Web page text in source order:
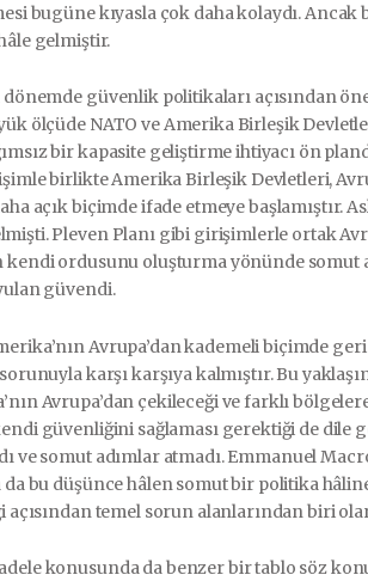
bugüne kıyasla çok daha kolaydı.
gelmiştir.
güvenlik politikaları açısından
ölçüde NATO ve Amerika Birleşik
bir kapasite geliştirme ihtiyacı ön
birlikte Amerika Birleşik Devletleri,
açık biçimde ifade etmeye başlamıştır.
Pleven Planı gibi girişimlerle ortak
ordusunu oluşturma yönünde somut
güvendi.
Avrupa’dan kademeli biçimde
karşı karşıya kalmıştır. Bu
Avrupa’dan çekileceği ve farklı
güvenliğini sağlaması gerektiği de
ve somut adımlar atmadı. Emmanuel
bu düşünce hâlen somut bir politika
açısından temel sorun alanlarından biri
konusunda da benzer bir tablo söz